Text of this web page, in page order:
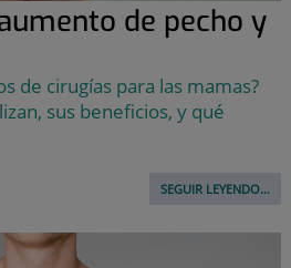
de pecho y
de cirugías para las mamas?
sus beneficios, y qué
SEGUIR LEYENDO...